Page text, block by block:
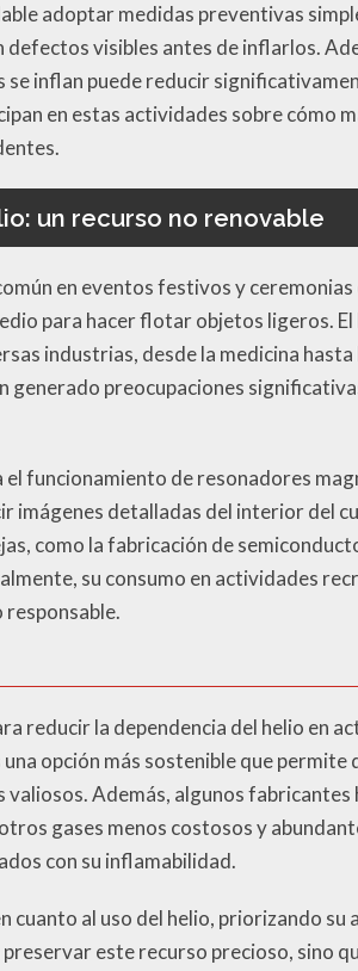
adoptar medidas preventivas
visibles antes de inflarlos.
inflan puede reducir
en estas actividades sobre cómo
un recurso no renovable
en eventos festivos y
para hacer flotar objetos ligeros.
industrias, desde la medicina
generado preocupaciones
el funcionamiento de resonadores
imágenes detalladas del interior del
como la fabricación de
su consumo en actividades
responsable.
reducir la dependencia del helio en
opción más sostenible que
Además, algunos
gases menos costosos y
con su inflamabilidad.
al uso del helio, priorizando su
este recurso precioso, sino